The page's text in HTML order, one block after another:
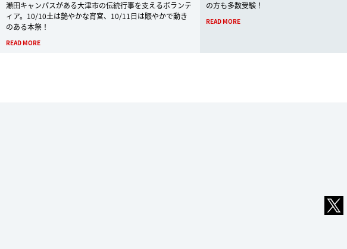
瀬田キャンパスがある大津市の伝統行事を支えるボランテ
ィア。10/10土は艶やかな宵宮、10/11日は賑やかで動き
のある本祭！
READ MORE
の方も多数受験！
READ MORE